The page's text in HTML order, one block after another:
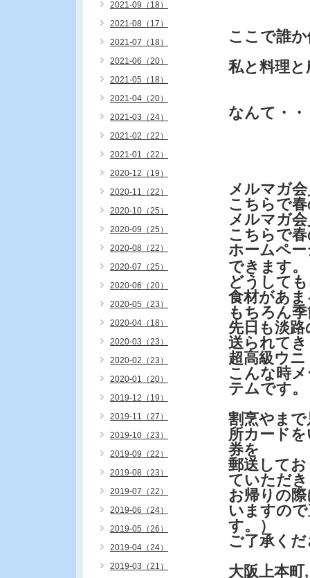
ここで誰
私と料理
なんて・
メルマガ
こちらで
メルマガ
こちらで
ホームペー
できます。
どうして
食材があ
もちろん
先日も淡
送られて
超高級ウニ
こんな時
テムです。
割烹やま
所カード
券を
郵送して
ていただ
お帰りの
いますの
す。）
ご了承く
大阪上本
2021-09（18）
2021-08（17）
2021-07（18）
2021-06（20）
2021-05（18）
2021-04（20）
2021-03（24）
2021-02（22）
2021-01（22）
2020-12（19）
2020-11（22）
2020-10（25）
2020-09（25）
2020-08（22）
2020-07（25）
2020-06（20）
2020-05（23）
2020-04（18）
2020-03（23）
2020-02（23）
2020-01（20）
2019-12（19）
2019-11（27）
2019-10（23）
2019-09（22）
2019-08（23）
2019-07（22）
2019-06（24）
2019-05（26）
2019-04（24）
2019-03（21）